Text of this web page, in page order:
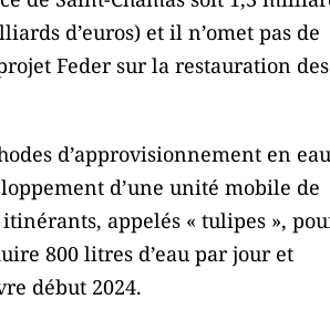
d’euros) et il n’omet pas de
Feder sur la restauration des
d’approvisionnement en
d’une unité mobile de
itinérants, appelés « tulipes »,
800 litres d’eau par jour et
début 2024.